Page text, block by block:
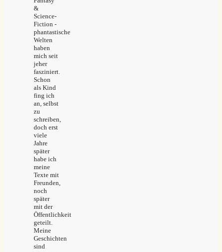
&
Science-
Fiction -
phantastische
Welten
haben
mich seit
jeher
fasziniert.
Schon
als Kind
fing ich
an, selbst
zu
schreiben,
doch erst
viele
Jahre
später
habe ich
meine
Texte mit
Freunden,
noch
später
mit der
Öffentlichkeit
geteilt.
Meine
Geschichten
sind